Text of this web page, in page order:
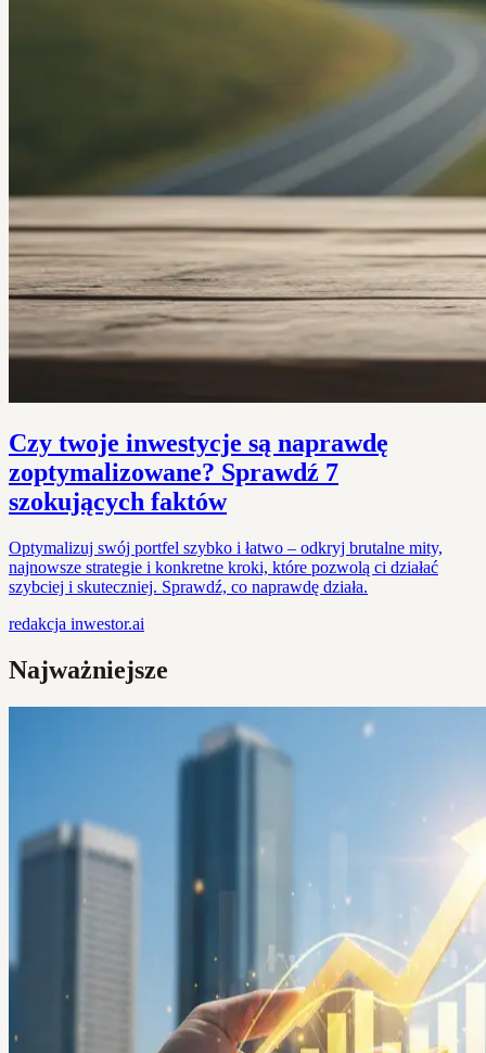
Czy twoje inwestycje są naprawdę
zoptymalizowane? Sprawdź 7
szokujących faktów
Optymalizuj swój portfel szybko i łatwo – odkryj brutalne mity,
najnowsze strategie i konkretne kroki, które pozwolą ci działać
szybciej i skuteczniej. Sprawdź, co naprawdę działa.
redakcja inwestor.ai
Najważniejsze